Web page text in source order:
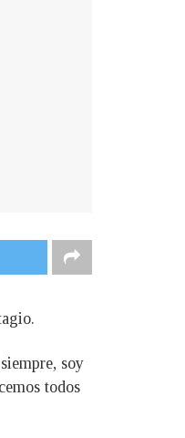
soy
todos